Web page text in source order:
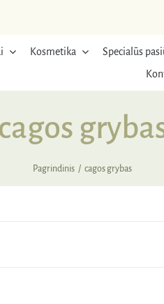
Kosmetika Specialūs
cagos
Pagrindinis cagos grybas